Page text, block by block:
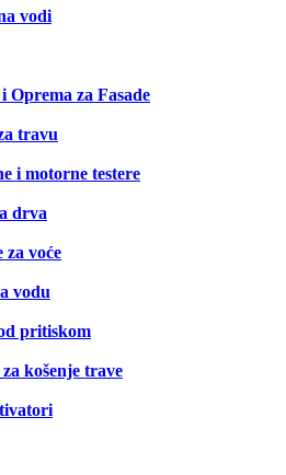
vodi
Oprema za Fasade
travu
i motorne testere
drva
za voće
vodu
pritiskom
košenje trave